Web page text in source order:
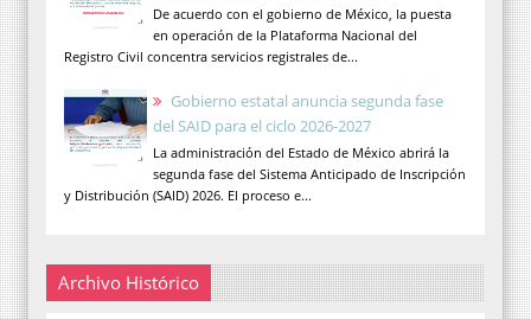
De acuerdo con el gobierno de México, la puesta
en operación de la Plataforma Nacional del
Registro Civil concentra servicios registrales de...
Gobierno estatal anuncia segunda fase
del SAID para el ciclo 2026-2027
La administración del Estado de México abrirá la
segunda fase del Sistema Anticipado de Inscripción
y Distribución (SAID) 2026. El proceso e...
Archivo Histórico